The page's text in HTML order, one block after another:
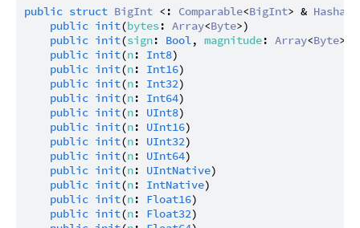
public struct BigInt <: Comparable<BigInt> &
public init(bytes: Array<Byte>)
public init(sign: Bool, magnitude: Array<Byte>)
public init(n: Int8)
public init(n: Int16)
public init(n: Int32)
public init(n: Int64)
public init(n: UInt8)
public init(n: UInt16)
public init(n: UInt32)
public init(n: UInt64)
public init(n: UIntNative)
public init(n: IntNative)
public init(n: Float16)
public init(n: Float32)